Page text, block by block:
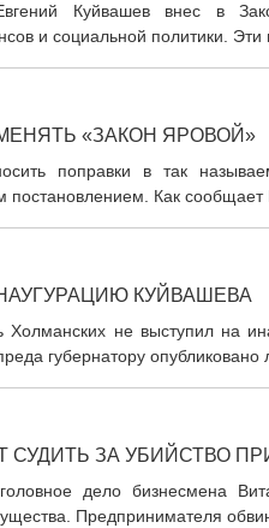
Куйвашев внес в
и социальной политики. Эти
«ЗАКОН ЯРОВОЙ»
поправки в так
постановлением. Как сообщает
КУЙВАШЕВА
не выступил на
губернатору опубликовано
СУДИТЬ ЗА УБИЙСТВО
дело бизнесмена
Предпринимателя